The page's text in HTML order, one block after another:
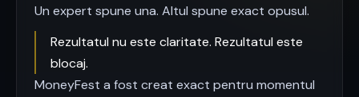
Un expert spune una. Altul spune exact opusul.
Rezultatul nu este claritate. Rezultatul este
blocaj.
MoneyFest a fost creat exact pentru momentul